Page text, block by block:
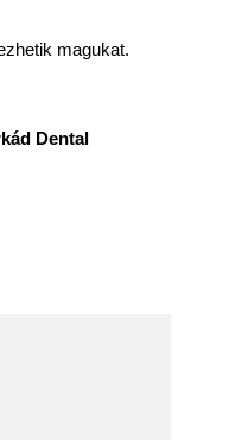
magukat.
Dental